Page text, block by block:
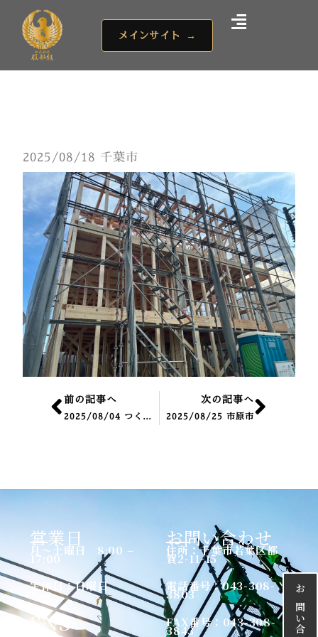
キ
メインサイト →
2025/08/18 千葉市
Prev
前の記事へ
2025/08/04 つくば市
次の記事へ
2025/08/25 市原市
営業日
月〜土曜日 8:00 –
17:00
定休日：日曜日
SNS
お問い合わせ
住所：千葉市若葉区都
賀2-11-15
電話番号：043-308-
3803
FAX番号：043-308-
3843